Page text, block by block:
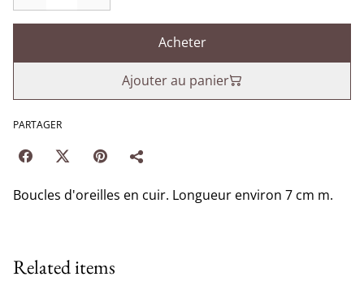
Acheter
Ajouter au panier
PARTAGER
Boucles d'oreilles en cuir. Longueur environ 7 cm m.
Related items